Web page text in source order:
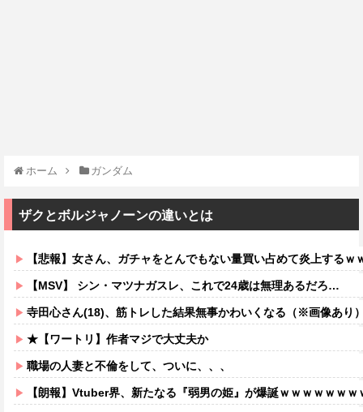
ホーム ガンダム
ザクとボルジャノーンの違いとは
【悲報】女さん、ガチャをとんでもない量買い占めて炎上するｗ
【MSV】 シン・マツナガスレ、これで24歳は無理あるだろ…
寺田心さん(18)、筋トレした結果無事かわいくなる（※画像あり
★【ワートリ】作者マジで大丈夫か
職場の人妻と不倫をして、ついに、、、
【朗報】Vtuber界、新たなる『弱男の姫』が爆誕ｗｗｗｗｗｗｗ